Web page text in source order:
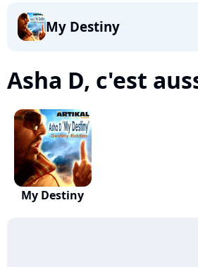
My Destiny
Asha D, c'est
My Destiny